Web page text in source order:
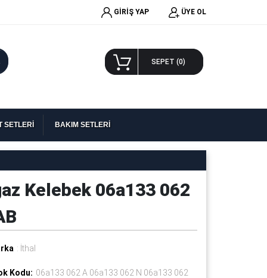
GİRİŞ YAP ÜYE OL
SEPET (0)
SETLERİ BAKIM SETLERİ
Kelebek 06a133 062
: İthal
Kodu: 06a133 062 A 06a133 062 N 06a133 062